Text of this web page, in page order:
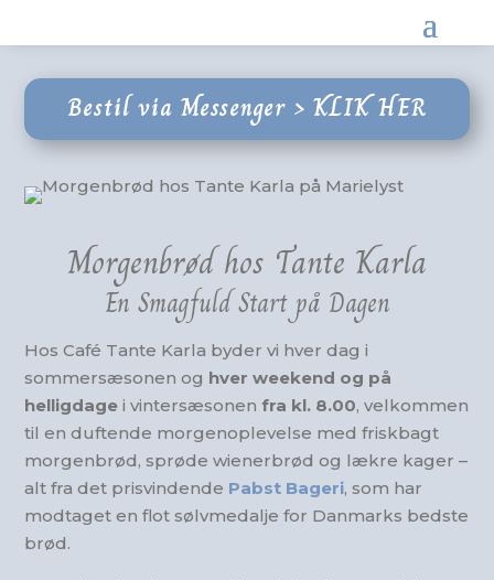
Bestil via Messenger > KLIK HER
Morgenbrød hos Tante Karla
En Smagfuld Start på Dagen
Hos Café Tante Karla byder vi hver dag i
sommersæsonen og hver weekend og på
helligdage i vintersæsonenfra kl. 8.00, velkommen
til en duftende morgenoplevelse med friskbagt
morgenbrød, sprøde wienerbrød og lækre kager –
alt fra det prisvindende Pabst Bageri, som har
modtaget en flot sølvmedalje for Danmarks bedste
brød.